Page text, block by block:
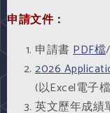
申請文件：
申請書PDF檔/
2026
(以Excel電子
英文歷年成績